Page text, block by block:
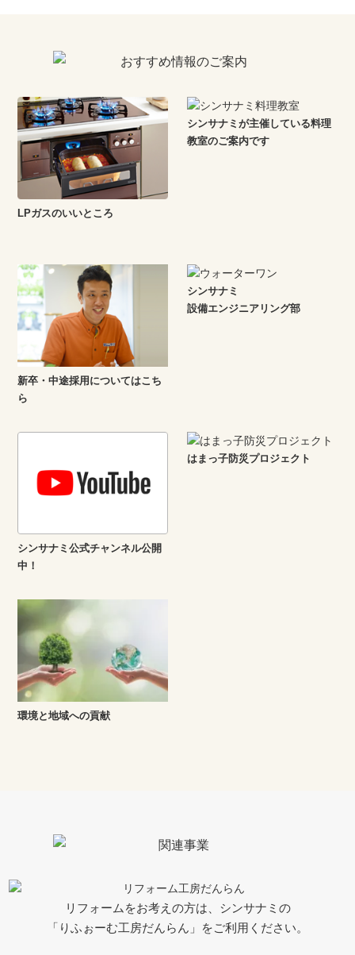
LPガスのいいところ
シンサナミが主催している料理
教室のご案内です
新卒・中途採用についてはこち
ら
シンサナミ
設備エンジニアリング部
シンサナミ公式チャンネル公開
中！
はまっ子防災プロジェクト
環境と地域への貢献
リフォームをお考えの方は、シンサナミの
「りふぉーむ工房だんらん」をご利用ください。